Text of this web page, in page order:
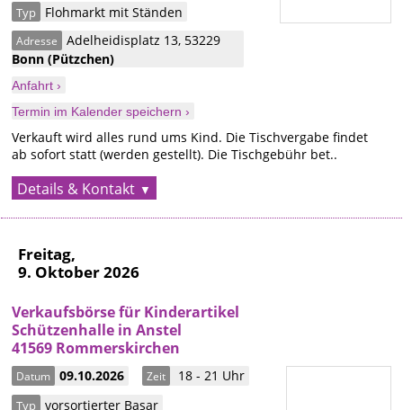
Typ Flohmarkt mit Ständen
Adresse Adelheidisplatz 13, 53229
Bonn(Pützchen)
Anfahrt ›
Termin im Kalender speichern ›
Verkauft wird alles rund ums Kind. Die Tischvergabe findet
ab sofort statt (werden gestellt). Die Tischgebühr bet..
Details & Kontakt
Freitag,
9. Oktober 2026
Verkaufsbörse für Kinderartikel
Schützenhalle in Anstel
41569 Rommerskirchen
Datum 09.10.2026 Zeit 18 - 21 Uhr
Typ vorsortierter Basar